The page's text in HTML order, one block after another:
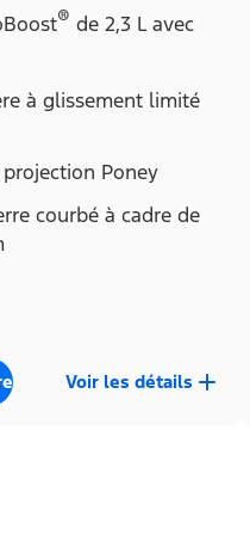
® de 2,3 L avec
à glissement limité
Poney
courbé à cadre de
Voir les détails